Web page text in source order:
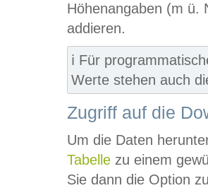
Höhenangaben (m ü.
addieren.
ℹ️ Für
Werte stehen auch
Zugriff auf die
Um die Daten
Tabelle zu einem
Sie dann die Option